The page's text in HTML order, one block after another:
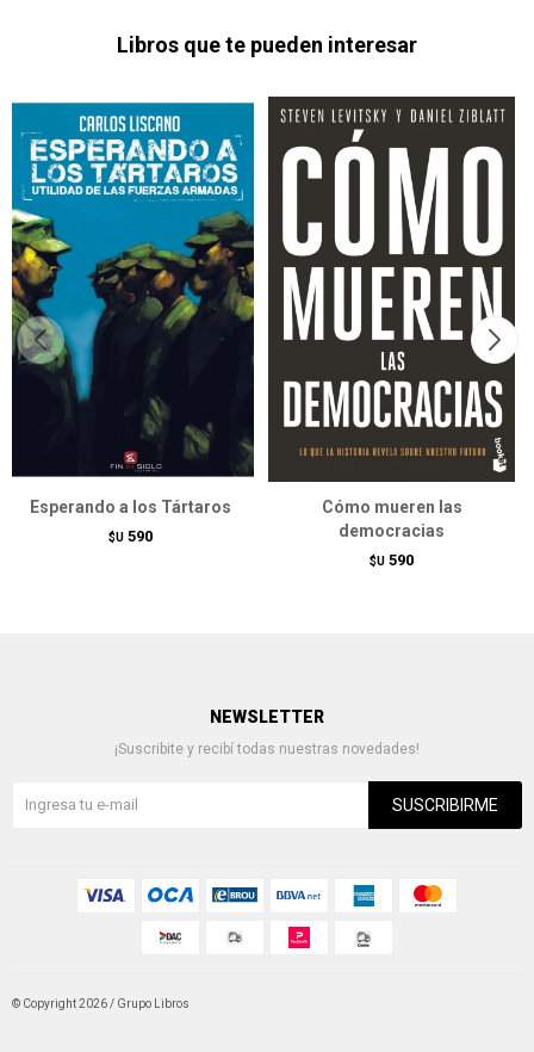
Libros que te pueden interesar
Esperando a los Tártaros
$U 590
Cómo mueren las
democracias
$U 590
NEWSLETTER
¡Suscribite y recibí todas nuestras novedades!
SUSCRIBIRME
© Copyright 2026 / Grupo Libros